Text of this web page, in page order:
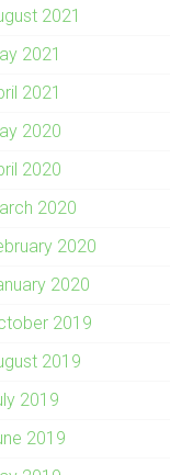
2021
2021
2021
2020
2020
2020
2020
2020
2019
2019
2019
2019